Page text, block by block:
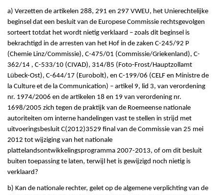
a) Verzetten de artikelen 288, 291 en 297 VWEU, het Unierechtelijke
beginsel dat een besluit van de Europese Commissie rechtsgevolgen
sorteert totdat het wordt nietig verklaard – zoals dit beginsel is
bekrachtigd in de arresten van het Hof in de zaken C-245/92 P
(Chemie Linz/Commissie), C-475/01 (Commissie/Griekenland), C-
362/14 , C-533/10 (CIVAD), 314/85 (Foto-Frost/Hauptzollamt
Lübeck-Ost), C-644/17 (Eurobolt), en C-199/06 (CELF en Ministre de
la Culture et de la Communication) – artikel 9, lid 3, van verordening
nr. 1974/2006 en de artikelen 18 en 19 van verordening nr.
1698/2005 zich tegen de praktijk van de Roemeense nationale
autoriteiten om interne handelingen vast te stellen in strijd met
uitvoeringsbesluit C(2012)3529 final van de Commissie van 25 mei
2012 tot wijziging van het nationale
plattelandsontwikkelingsprogramma 2007-2013, of om dit besluit
buiten toepassing te laten, terwijl het is gewijzigd noch nietig is
verklaard?
b) Kan de nationale rechter, gelet op de algemene verplichting van de